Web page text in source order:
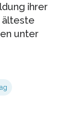
ihrer
älteste
unter